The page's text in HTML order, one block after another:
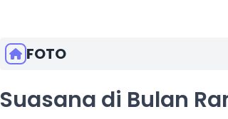
FOTO
Suasana di Bulan